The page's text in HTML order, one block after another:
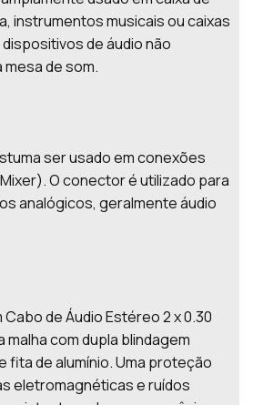
instrumentos musicais ou caixas
de áudio não
de som.
ser usado em conexões
O conector é utilizado para
analógicos, geralmente áudio
de Áudio Estéreo 2 x 0.30
malha com dupla blindagem
fita de alumínio. Uma proteção
eletromagnéticas e ruídos